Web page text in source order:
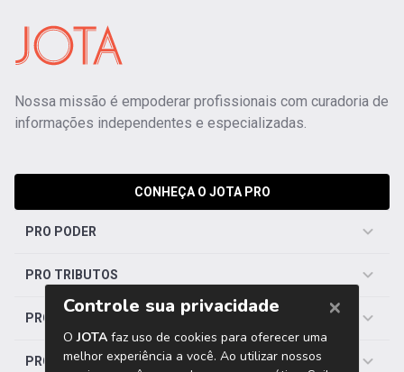
Nossa missão é empoderar profissionais com curadoria de
informações independentes e especializadas.
CONHEÇA O JOTA PRO
PRO PODER
PRO TRIBUTOS
PRO TRABALHISTA
PRO SAÚDE